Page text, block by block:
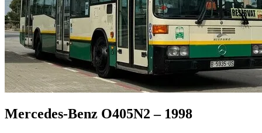
Mercedes-Benz O405N2 – 1998